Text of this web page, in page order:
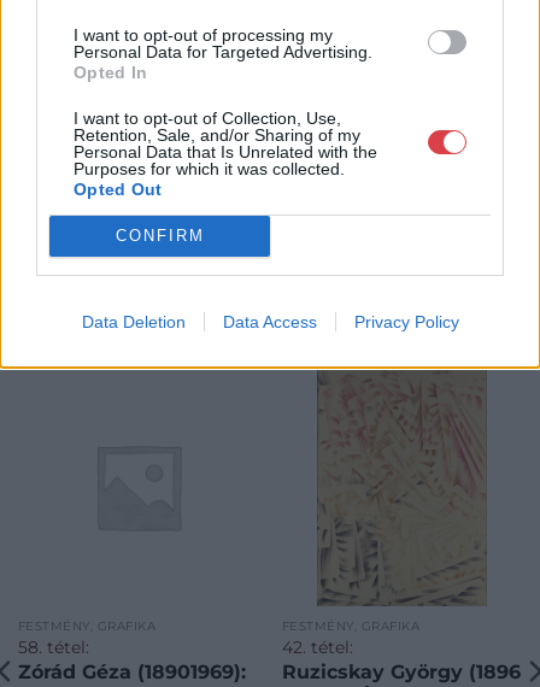
I want to opt-out of processing my
Personal Data for Targeted Advertising.
Opted In
I want to opt-out of Collection, Use,
Retention, Sale, and/or Sharing of my
Personal Data that Is Unrelated with the
Purposes for which it was collected.
Opted Out
CONFIRM
Data Deletion Data Access Privacy Policy
szerda esténként online árverést! Kedd-től péntek-ig 11.00-este
18.00 óráig várjuk szeretettel az érdeklődőket.
GALÉRIA TOVÁBBI MŰTÁRGYAI
KAPCSOLÓDÓ MŰTÁRGYAK
FESTMÉNY, GRAFIKA
58. tétel:
Zórád Géza (18901969):
FESTMÉNY, GRAFIKA
42. tétel:
Ruzicskay György (1896